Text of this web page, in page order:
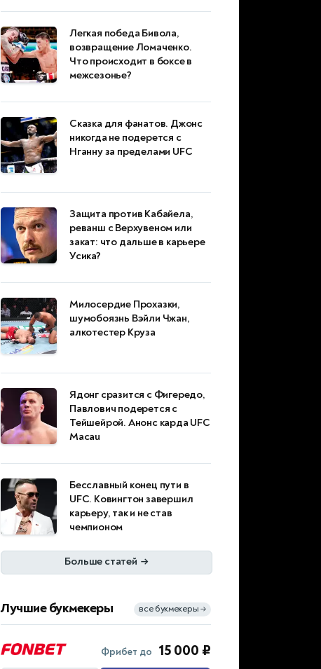
Легкая победа Бивола,
возвращение Ломаченко.
Что происходит в боксе в
межсезонье?
Сказка для фанатов. Джонс
никогда не подерется с
Нганну за пределами UFC
Защита против Кабайела,
реванш с Верхувеном или
закат: что дальше в карьере
Усика?
Милосердие Прохазки,
шумобоязнь Вэйли Чжан,
алкотестер Круза
Ядонг сразится с Фигередо,
Павлович подерется с
Тейшейрой. Анонс карда UFC
Macau
Бесславный конец пути в
UFC. Ковингтон завершил
карьеру, так и не став
чемпионом
Больше статей →
Лучшие букмекеры все букмекеры →
Фрибет до 15 000 ₽